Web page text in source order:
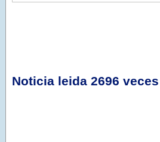
Noticia leida 2696 veces